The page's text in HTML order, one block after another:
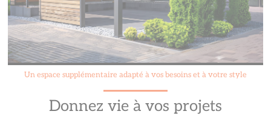
Un espace supplémentaire adapté à vos besoins et à votre style
Donnez vie à vos projets